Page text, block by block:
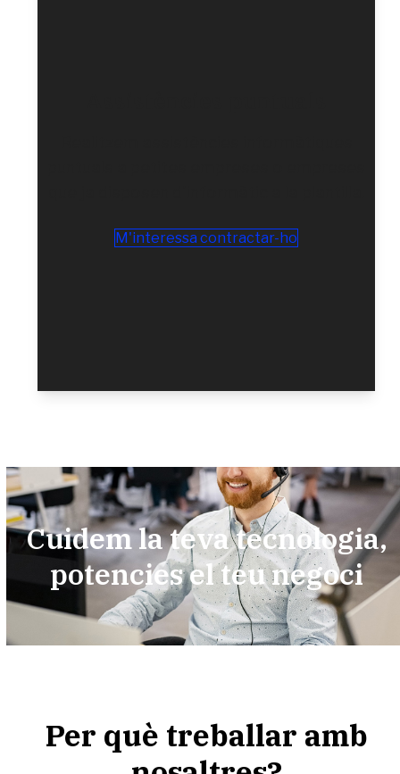
M'interessa contractar-ho
Cuidem la teva tecnologia,
potencies el teu negoci
Per què treballar amb